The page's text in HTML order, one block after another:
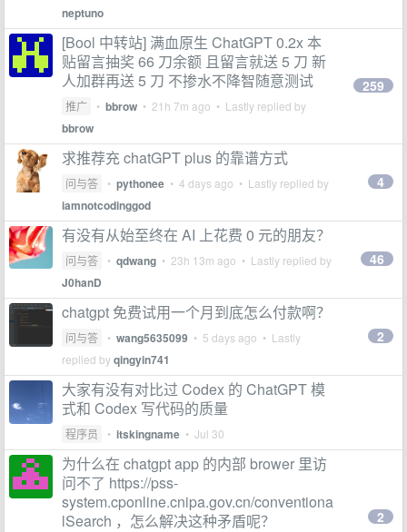
neptuno
[Bool 中转站] 满血原生 ChatGPT 0.2x 本
贴留言抽奖 66 刀余额 且留言就送 5 刀 新
人加群再送 5 刀 不掺水不降智随意测试
推广 • bbrow • 21h 7m ago • Lastly replied by
bbrow
259
求推荐充 chatGPT plus 的靠谱方式
问与答 • pythonee • 4 days ago • Lastly replied by
iamnotcodinggod
4
有没有从始至终在 AI 上花费 0 元的朋友？
问与答 • qdwang • 23h 13m ago • Lastly replied by
J0hanD
46
chatgpt 免费试用一个月到底怎么付款啊？
问与答 • wang5635099 • 5 days ago • Lastly
replied byqingyin741
2
大家有没有对比过 Codex 的 ChatGPT 模
式和 Codex 写代码的质量
程序员 • itskingname • Jul 30
为什么在 chatgpt app 的内部 brower 里访
问不了 https://pss-
system.cponline.cnipa.gov.cn/conventiona
lSearch ，怎么解决这种矛盾呢？
2